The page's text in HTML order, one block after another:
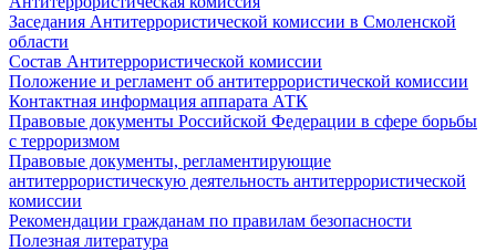
Заседания Антитеррористической комиссии в Смоленской
области
Состав Антитеррористической комиссии
Положение и регламент об антитеррористической комиссии
Контактная информация аппарата АТК
Правовые документы Российской Федерации в сфере борьбы
с терроризмом
Правовые документы, регламентирующие
антитеррористическую деятельность антитеррористической
комиссии
Рекомендации гражданам по правилам безопасности
Полезная литература